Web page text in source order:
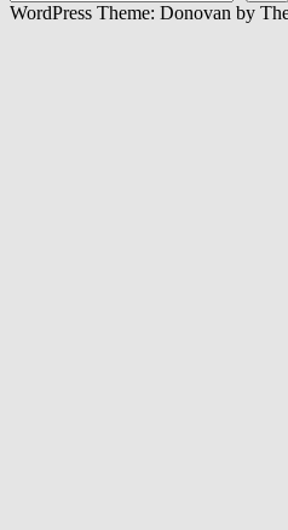
WordPress Theme: Donovan by